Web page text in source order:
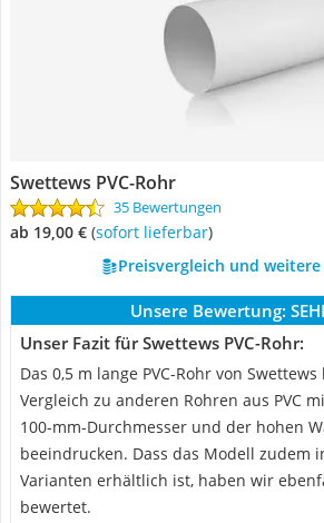
Swettews PVC-Rohr
35 Bewertungen
ab 19,00 € ( Sofort lieferbar)
Preisvergleich und
Unsere Bewertung:
Unser Fazit für Swettews PVC-Rohr:
Das 0,5 m lange PVC-Rohr von
Vergleich zu anderen Rohren aus PVC
100-mm-Durchmesser und der hohen
beeindrucken. Dass das Modell zudem
Varianten erhältlich ist, haben wir
bewertet.